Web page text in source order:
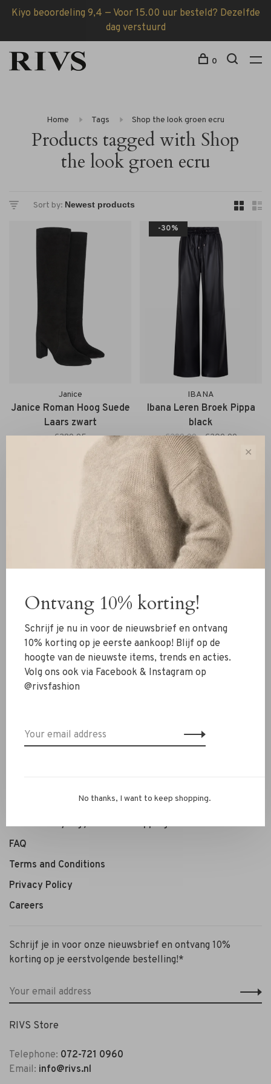
Kiyo beoordeling 9,4 — Voor 15.00 uur besteld? Dezelfde
dag verstuurd
0
Home Tags Shop the look groen ecru
Products tagged with Shop
the look groen ecru
Sort by:
Janice
Janice Roman Hoog Suede
Laars zwart
€389,95
-30%
IBANA
Ibana Leren Broek Pippa
black
€299,99 €209,99
Sort by:
Showing 1 - 2 of 2
Clothing
Jewelry
Accessoires
SALE
Exchanges & retour
Personal Styling / Private Shopping
FAQ
Terms and Conditions
Privacy Policy
Careers
Schrijf je in voor onze nieuwsbrief en ontvang 10%
korting op je eerstvolgende bestelling!*
RIVS Store
Telephone: 072-721 0960
Email: info@rivs.nl
✕
Ontvang 10% korting!
Schrijf je nu in voor de nieuwsbrief en ontvang
10% korting op je eerste aankoop! Blijf op de
hoogte van de nieuwste items, trends en acties.
Volg ons ook via Facebook & Instagram op
@rivsfashion
No thanks, I want to keep shopping.